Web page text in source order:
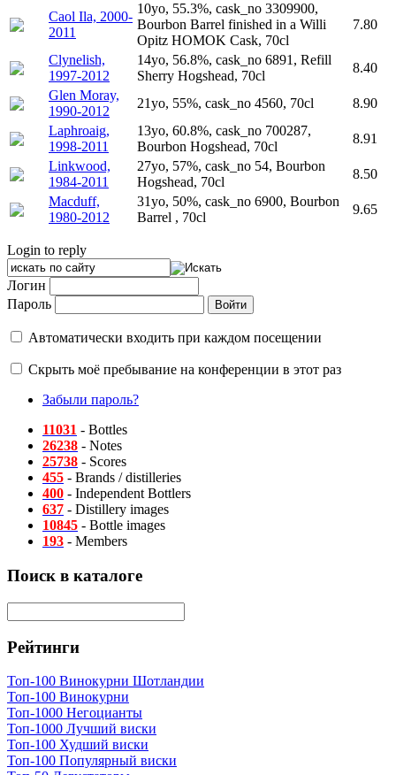
Caol Ila, 2000-
2011
10yo, 55.3%, cask_no 3309900,
Bourbon Barrel finished in a Willi
Opitz HOMOK Cask, 70cl
7.80
Clynelish,
1997-2012
14yo, 56.8%, cask_no 6891, Refill
Sherry Hogshead, 70cl
8.40
Glen Moray,
1990-2012
21yo, 55%, cask_no 4560, 70cl
8.90
Laphroaig,
1998-2011
13yo, 60.8%, cask_no 700287,
Bourbon Hogshead, 70cl
8.91
Linkwood,
1984-2011
27yo, 57%, cask_no 54, Bourbon
Hogshead, 70cl
8.50
Macduff,
1980-2012
31yo, 50%, cask_no 6900, Bourbon
Barrel , 70cl
9.65
Login to reply
Логин
Пароль
Автоматически входить при каждом посещении
Скрыть моё пребывание на конференции в этот раз
Забыли пароль?
11031 - Bottles
26238 - Notes
25738 - Scores
455 - Brands / distilleries
400 - Independent Bottlers
637 - Distillery images
10845 - Bottle images
193 - Members
Поиск в каталоге
Рейтинги
Топ-100 Винокурни Шотландии
Топ-100 Винокурни
Топ-1000 Негоцианты
Топ-1000 Лучший виски
Топ-100 Худший виски
Топ-100 Популярный виски